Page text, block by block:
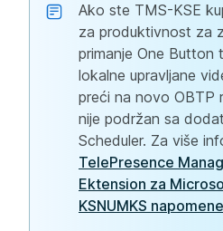
Ako ste TMS-KSE
za produktivnost za
primanje One Button
lokalne upravljane
preći na novo OBTP
nije podržan sa
Scheduler. Za više
TelePresence
Ektension za
KSNUMKS napomene